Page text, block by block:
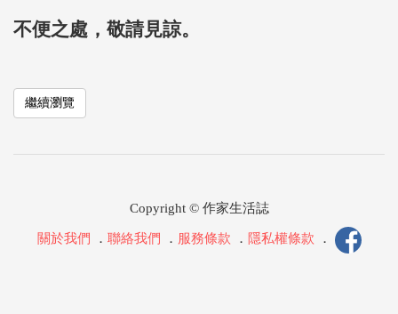
不便之處，敬請見諒。
繼續瀏覽
Copyright © 作家生活誌
關於我們 ． 聯絡我們 ． 服務條款 ． 隱私權條款 ．